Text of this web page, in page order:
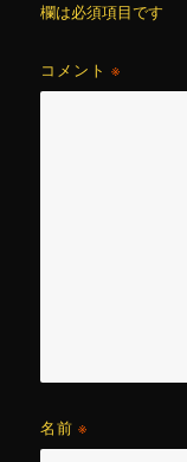
欄は必須項目です
コメント※
名前※